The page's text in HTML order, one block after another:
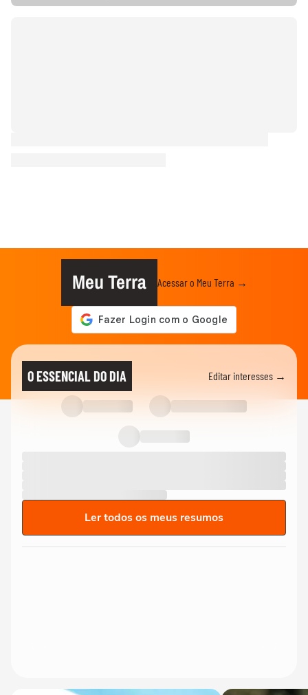
Meu Terra Acessar o Meu Terra →
O ESSENCIAL DO DIA Editar interesses →
Ler todos os meus resumos